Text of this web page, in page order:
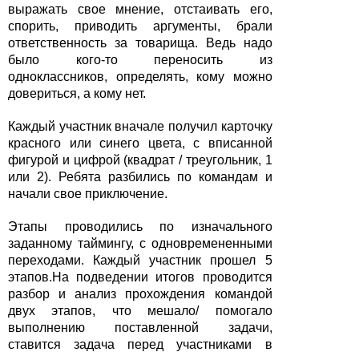
выражать свое мнение, отстаивать его,
спорить, приводить аргументы, брали
ответственность за товарища. Ведь надо
было кого-то переносить из
одноклассников, определять, кому можно
довериться, а кому нет.
Каждый участник вначале получил карточку
красного или синего цвета, с вписанной
фигурой и цифрой (квадрат / треугольник, 1
или 2). Ребята разбились по командам и
начали свое приключение.
Этапы проводились по изначального
заданному таймингу, с одновремененными
переходами. Каждый участник прошел 5
этапов.На подведении итогов проводится
разбор и анализ прохождения командой
двух этапов, что мешало/ помогало
выполнению поставленной задачи,
ставится задача перед участниками в